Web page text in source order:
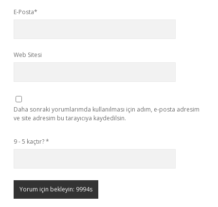
E-Posta*
Web Sitesi
Daha sonraki yorumlarımda kullanılması için adım, e-posta adresim
ve site adresim bu tarayıcıya kaydedilsin.
9 - 5 kaçtır?*